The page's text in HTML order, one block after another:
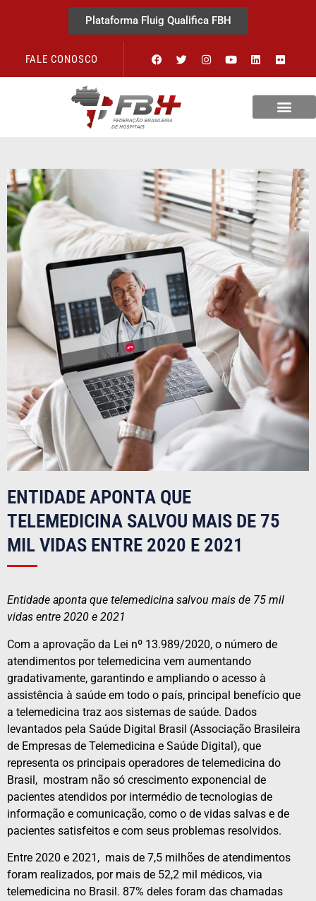
Plataforma Fluig Qualifica FBH
FALE CONOSCO
ENTIDADE APONTA QUE
TELEMEDICINA SALVOU MAIS DE 75
MIL VIDAS ENTRE 2020 E 2021
Entidade aponta que telemedicina salvou mais de 75 mil
vidas entre 2020 e 2021
Com a aprovação da Lei nº 13.989/2020, o número de
atendimentos por telemedicina vem aumentando
gradativamente, garantindo e ampliando o acesso à
assistência à saúde em todo o país, principal benefício que
a telemedicina traz aos sistemas de saúde. Dados
levantados pela Saúde Digital Brasil (Associação Brasileira
de Empresas de Telemedicina e Saúde Digital), que
representa os principais operadores de telemedicina do
Brasil, mostram não só crescimento exponencial de
pacientes atendidos por intermédio de tecnologias de
informação e comunicação, como o de vidas salvas e de
pacientes satisfeitos e com seus problemas resolvidos.
Entre 2020 e 2021, mais de 7,5 milhões de atendimentos
foram realizados, por mais de 52,2 mil médicos, via
telemedicina no Brasil. 87% deles foram das chamadas